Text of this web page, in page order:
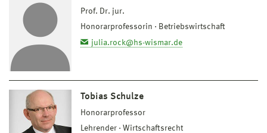
Prof. Dr. jur.
Honorarprofessorin
Betriebswirtschaft
julia.rock@hs-wismar.de
Tobias Schulze
Honorarprofessor
Lehrender
Wirtschaftsrecht